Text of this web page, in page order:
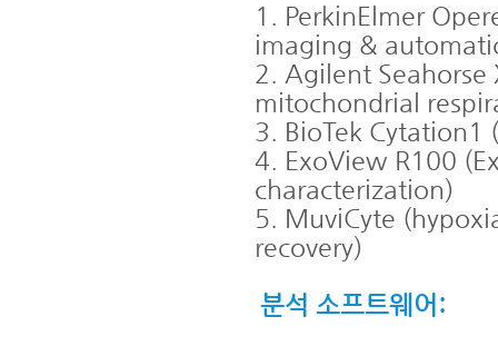
1. PerkinElmer
imaging &
2. Agilent Seahorse
mitochondrial
3. BioTek
4. ExoView R100
characterization)
5. MuviCyte
recovery)
분석 소프트웨어: